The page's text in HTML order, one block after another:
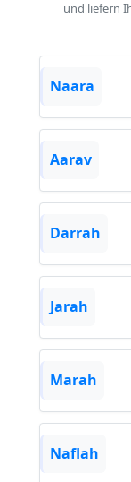
und liefern
Naara
Aarav
Darrah
Jarah
Marah
Naflah